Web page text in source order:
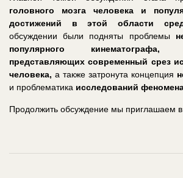
головного мозга человека и
достижений в этой области
обсуждении были подняты проблемы
популярного
представляющих современный срез
человека, а также затронута концепция
и проблематика исследований
Продолжить обсуждение мы приглашаем